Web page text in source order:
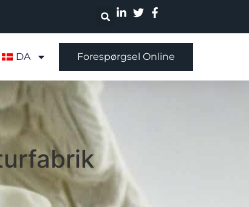
DA Forespørgsel Online